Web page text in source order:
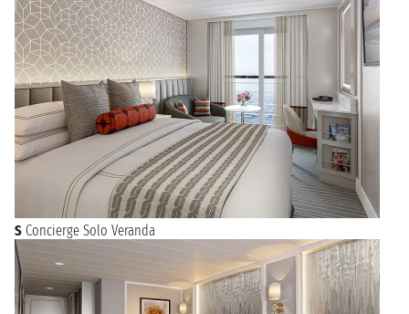
S Concierge Solo Veranda